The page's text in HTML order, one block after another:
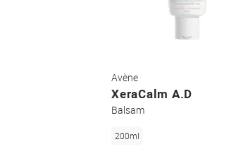
Avène
XeraCalm A.D
Balsam
200ml